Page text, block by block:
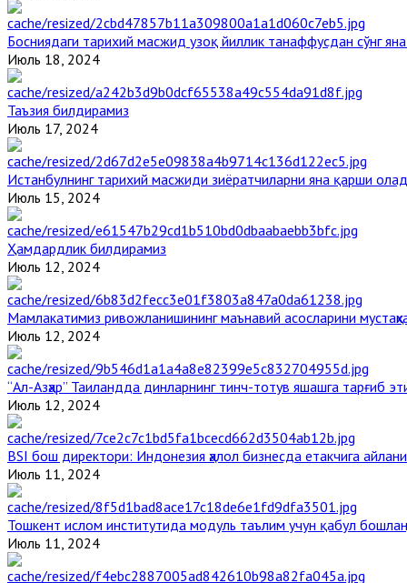
Босниядаги тарихий масжид узоқ йиллик танаффусдан сўнг
Июль 18, 2024
Таъзия билдирамиз
Июль 17, 2024
Истанбулнинг тарихий масжиди зиёратчиларни яна қарши
Июль 15, 2024
Ҳамдардлик билдирамиз
Июль 12, 2024
Мамлакатимиз ривожланишининг маънавий асосларини
Июль 12, 2024
“Ал-Азҳар” Таиландда динларнинг тинч-тотув яшашга тарғиб
Июль 12, 2024
BSI бош директори: Индонезия ҳалол бизнесда етакчига
Июль 11, 2024
Тошкент ислом институтида модуль таълим учун қабул
Июль 11, 2024